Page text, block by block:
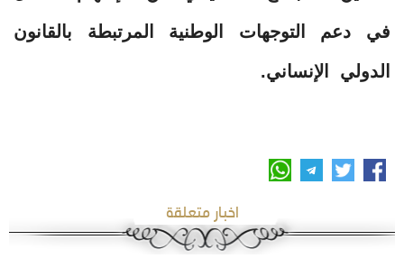
في دعم التوجهات الوطنية المرتبطة بالقانون
الدولي الإنساني.
اخبار متعلقة